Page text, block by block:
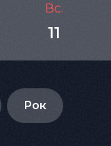
Вс.
11
Рок